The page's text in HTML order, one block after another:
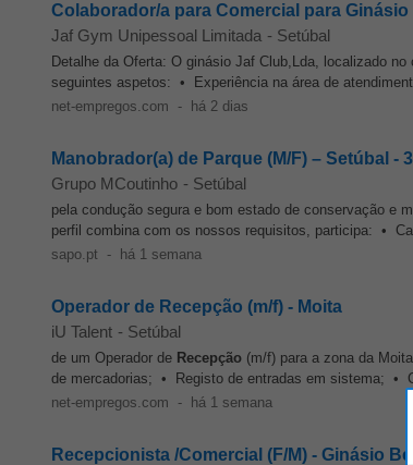
Colaborador/a para Comercial para Ginásio
Jaf Gym Unipessoal Limitada - Setúbal
Detalhe da Oferta: O ginásio Jaf Club,Lda, localizado
seguintes aspetos: • Experiência na área de
net-empregos.com - há 2 dias
Manobrador(a) de Parque (M/F) – Setúbal -
Grupo MCoutinho - Setúbal
pela condução segura e bom estado de conservação e
perfil combina com os nossos requisitos, participa: •
sapo.pt - há 1 semana
Operador de Recepção (m/f) - Moita
iU Talent - Setúbal
de um Operador de Recepção (m/f) para a zona da
de mercadorias; • Registo de entradas em sistema; •
net-empregos.com - há 1 semana
Recepcionista /Comercial (F/M) - Ginásio